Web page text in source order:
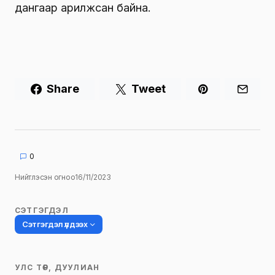
дангаар арилжсан байна.
Share Tweet
0
Нийтлэсэн огноо16/11/2023
СЭТГЭГДЭЛ
Сэтгэгдэл үлдээх
УЛС ТӨР, ДУУЛИАН